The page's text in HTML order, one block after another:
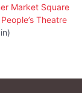
Market Square
Theatre